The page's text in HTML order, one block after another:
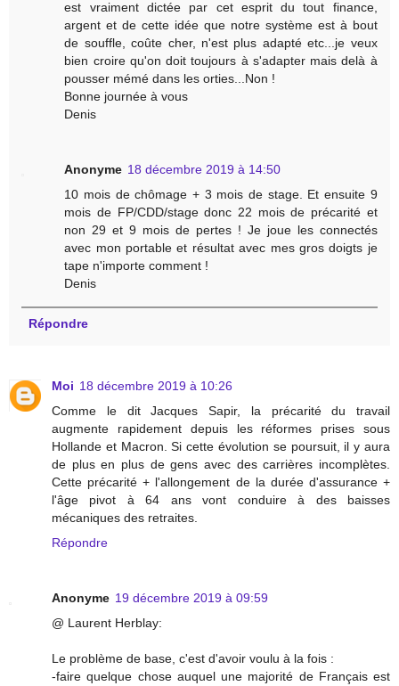
est vraiment dictée par cet esprit du tout finance,
argent et de cette idée que notre système est à bout
de souffle, coûte cher, n'est plus adapté etc...je veux
bien croire qu'on doit toujours à s'adapter mais delà à
pousser mémé dans les orties...Non !
Bonne journée à vous
Denis
Anonyme 18 décembre 2019 à 14:50
10 mois de chômage + 3 mois de stage. Et ensuite 9
mois de FP/CDD/stage donc 22 mois de précarité et
non 29 et 9 mois de pertes ! Je joue les connectés
avec mon portable et résultat avec mes gros doigts je
tape n'importe comment !
Denis
Répondre
Moi 18 décembre 2019 à 10:26
Comme le dit Jacques Sapir, la précarité du travail
augmente rapidement depuis les réformes prises sous
Hollande et Macron. Si cette évolution se poursuit, il y aura
de plus en plus de gens avec des carrières incomplètes.
Cette précarité + l'allongement de la durée d'assurance +
l'âge pivot à 64 ans vont conduire à des baisses
mécaniques des retraites.
Répondre
Anonyme 19 décembre 2019 à 09:59
@ Laurent Herblay:
Le problème de base, c'est d'avoir voulu à la fois :
-faire quelque chose auquel une majorité de Français est